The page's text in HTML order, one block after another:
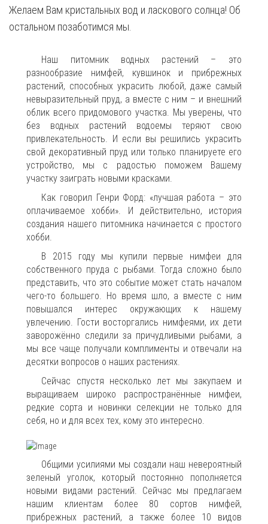
Желаем Вам кристальных вод и ласкового солнца! Об
остальном позаботимся мы.
Наш питомник водных растений – это
разнообразие нимфей, кувшинок и прибрежных
растений, способных украсить любой, даже самый
невыразительный пруд, а вместе с ним – и внешний
облик всего придомового участка. Мы уверены, что
без водных растений водоемы теряют свою
привлекательность. И если вы решились украсить
свой декоративный пруд или только планируете его
устройство, мы с радостью поможем Вашему
участку заиграть новыми красками.
Как говорил Генри Форд: «лучшая работа – это
оплачиваемое хобби». И действительно, история
создания нашего питомника начинается с простого
хобби.
В 2015 году мы купили первые нимфеи для
собственного пруда с рыбами. Тогда сложно было
представить, что это событие может стать началом
чего-то большего. Но время шло, а вместе с ним
повышался интерес окружающих к нашему
увлечению. Гости восторгались нимфеями, их дети
заворожённо следили за причудливыми рыбами, а
мы все чаще получали комплименты и отвечали на
десятки вопросов о наших растениях.
Сейчас спустя несколько лет мы закупаем и
выращиваем широко распространённые нимфеи,
редкие сорта и новинки селекции не только для
себя, но и для всех тех, кому это интересно.
Общими усилиями мы создали наш невероятный
зеленый уголок, который постоянно пополняется
новыми видами растений. Сейчас мы предлагаем
нашим клиентам более 80 сортов нимфей,
прибрежных растений, а также более 10 видов